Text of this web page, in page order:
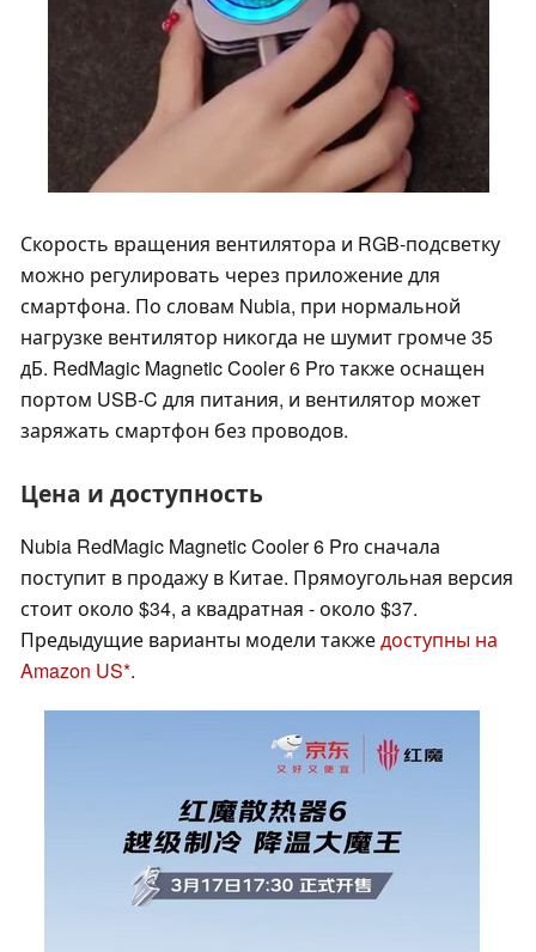
Скорость вращения вентилятора и RGB-подсветку
можно регулировать через приложение для
смартфона. По словам Nubia, при нормальной
нагрузке вентилятор никогда не шумит громче 35
дБ. RedMagic Magnetic Cooler 6 Pro также оснащен
портом USB-C для питания, и вентилятор может
заряжать смартфон без проводов.
Цена и доступность
Nubia RedMagic Magnetic Cooler 6 Pro сначала
поступит в продажу в Китае. Прямоугольная версия
стоит около $34, а квадратная - около $37.
Предыдущие варианты модели такжедоступны на
Amazon US .